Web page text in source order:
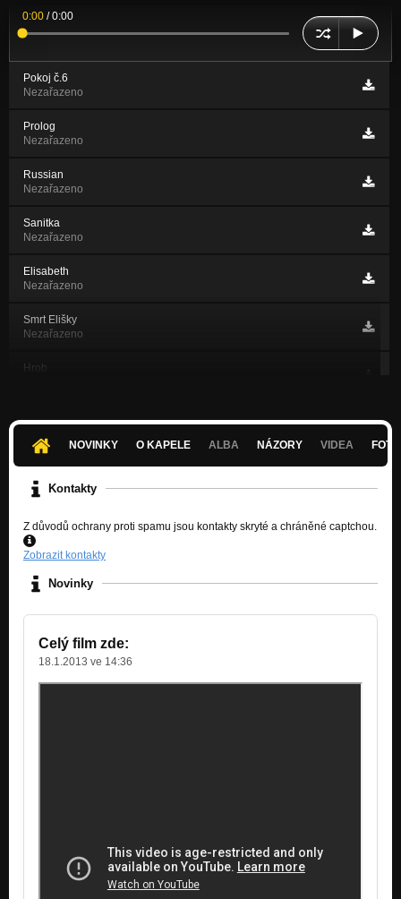
0:00 /0:00
Pokoj č.6
Nezařazeno
Prolog
Nezařazeno
Russian
Nezařazeno
Sanitka
Nezařazeno
Elisabeth
Nezařazeno
Smrt Elišky
Nezařazeno
Hrob
Les
Nezařazeno
Nezařazeno
Oči starého kostelníka
Nezařazeno
Skála - just for Bazi
NOVINKY O KAPELE ALBA NÁZORY VIDEA
Kontakty
Z důvodů ochrany proti spamu jsou kontakty skryté a chráněné captchou.
Zobrazit kontakty
Novinky
Celý film zde:
18.1.2013 ve 14:36